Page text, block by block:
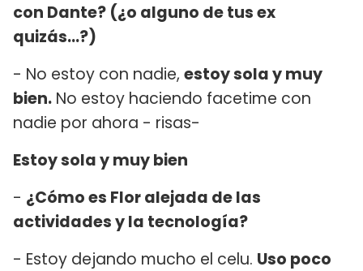
con Dante? (¿o alguno de tus ex
quizás…?)
- No estoy con nadie, estoy sola y muy
bien. No estoy haciendo facetime con
nadie por ahora - risas-
Estoy sola y muy bien
- ¿Cómo es Flor alejada de las
actividades y la tecnología?
- Estoy dejando mucho el celu. Uso poco